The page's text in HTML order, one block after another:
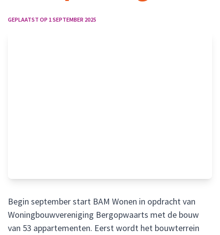
GEPLAATST OP 1 SEPTEMBER 2025
Begin september start BAM Wonen in opdracht van
Woningbouwvereniging Bergopwaarts met de bouw
van 53 appartementen. Eerst wordt het bouwterrein